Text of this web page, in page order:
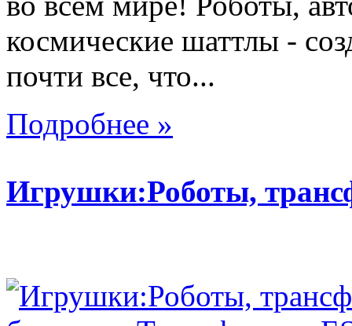
космические шаттлы -
почти все, что...
Подробнее »
Игрушки:Роботы,